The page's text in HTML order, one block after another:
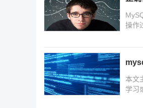
操作
本文
学习